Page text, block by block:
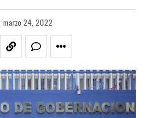
marzo 24, 2022